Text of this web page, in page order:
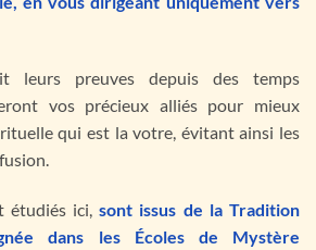
leurs preuves depuis des temps
vos précieux alliés pour mieux
qui est la votre, évitant ainsi les
étudiés ici,sont issus de la Tradition
dans les Écoles de Mystère